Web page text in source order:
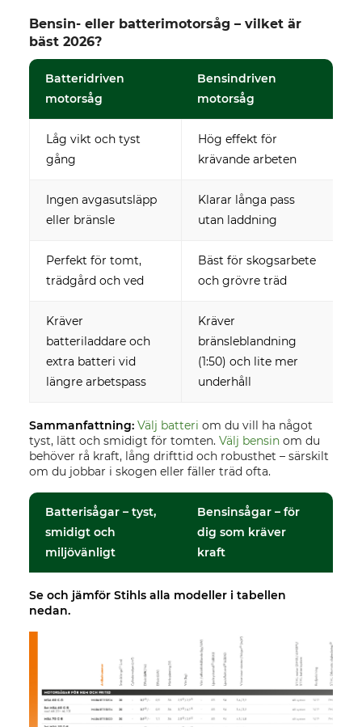
Bensin- eller batterimotorsåg – vilket är
bäst 2026?
Batteridriven
motorsåg
Bensindriven
motorsåg
Låg vikt och tyst
gång
Hög effekt för
krävande arbeten
Ingen avgasutsläpp
eller bränsle
Klarar långa pass
utan laddning
Perfekt för tomt,
trädgård och ved
Bäst för skogsarbete
och grövre träd
Kräver
batteriladdare och
extra batteri vid
längre arbetspass
Kräver
bränsleblandning
(1:50) och lite mer
underhåll
Sammanfattning: Välj batteri om du vill ha något
tyst, lätt och smidigt för tomten. Välj bensin om du
behöver rå kraft, lång drifttid och robusthet – särskilt
om du jobbar i skogen eller fäller träd ofta.
Batterisågar – tyst,
smidigt och
miljövänligt
Bensinsågar – för
dig som kräver
kraft
Se och jämför Stihls alla modeller i tabellen
nedan.